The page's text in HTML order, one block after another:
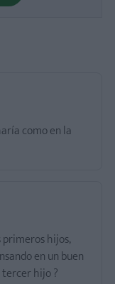
como en la
hijos,
en un buen
hijo ?